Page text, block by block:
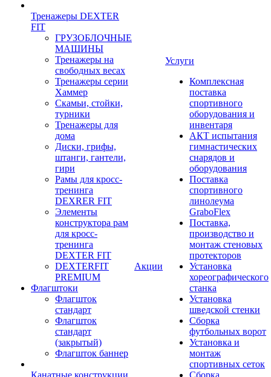
Тренажеры DEXTER
FIT
ГРУЗОБЛОЧНЫЕ
МАШИНЫ
Тренажеры на
свободных весах
Тренажеры серии
Хаммер
Скамьи, стойки,
турники
Тренажеры для
дома
Диски, грифы,
штанги, гантели,
гири
Рамы для кросс-
тренинга
DEXRER FIT
Элементы
конструктора рам
для кросс-
тренинга
DEXTER FIT
DEXTERFIT
PREMIUM
Флагштоки
Флагшток
стандарт
Флагшток
стандарт
(закрытый)
Флагшток баннер
Канатные конструкции
Акции
Услуги
Комплексная
поставка
спортивного
оборудования и
инвентаря
АКТ испытания
гимнастических
снарядов и
оборудования
Поставка
спортивного
линолеума
GraboFlex
Поставка,
производство и
монтаж стеновых
протекторов
Установка
хореографического
станка
Установка
шведской стенки
Сборка
футбольных ворот
Установка и
монтаж
спортивных сеток
Сборка